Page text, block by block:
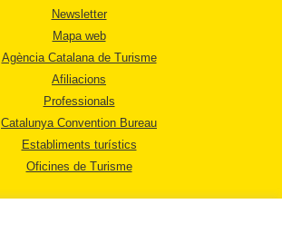
Newsletter
Mapa web
Agència Catalana de Turisme
Afiliacions
Professionals
Catalunya Convention Bureau
Establiments turístics
Oficines de Turisme